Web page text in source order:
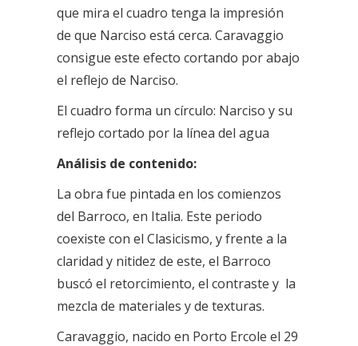
que mira el cuadro tenga la impresión
de que Narciso está cerca. Caravaggio
consigue este efecto cortando por abajo
el reflejo de Narciso.
El cuadro forma un círculo: Narciso y su
reflejo cortado por la línea del agua
Análisis de contenido:
La obra fue pintada en los comienzos
del Barroco, en Italia. Este periodo
coexiste con el Clasicismo, y frente a la
claridad y nitidez de este, el Barroco
buscó el retorcimiento, el contraste y la
mezcla de materiales y de texturas.
Caravaggio, nacido en Porto Ercoleel 29